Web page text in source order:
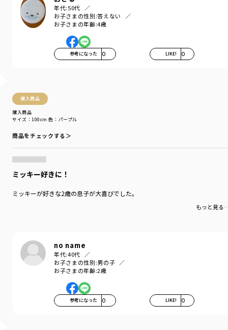
年代:50代
お子さまの性別:答えない
お子さまの年齢:4歳
参考になった 0 LIKE! 0
購入商品
購入商品
サイズ：100cm 色：パープル
商品をチェックする＞
ミッキー好きに！
ミッキーが好きな2歳の息子が大喜びでした。
もっと見る
no name
年代:40代
お子さまの性別:男の子
お子さまの年齢:2歳
参考になった 0 LIKE! 0
■素材
本体部分：綿100％ロイヤルコットン使用
「吸汗性」にすぐれ「肌ざわりが良い」 生地を使用しています。
お洗濯にもぴったりの素材です。
サイズ展開は90㎝～150㎝まで
ハーフパンツ（サイズ展開90㎝～130㎝まで）です。
【Disney/ディズニー】シリーズは以下品番もおすすめです。
11-4506-011【Disney】スポーツグラフィック切替半袖Tシャツ
11-4531-013【Disney】ミッキー総柄ハーフパンツ
ベビーちゃんも一緒に【おそろい】が楽しめる品番は
04-4576-015【Disney】ミッキーモチーフスタイ
伸縮性：あり
着用イメージ/カラー：ネイビーブルー